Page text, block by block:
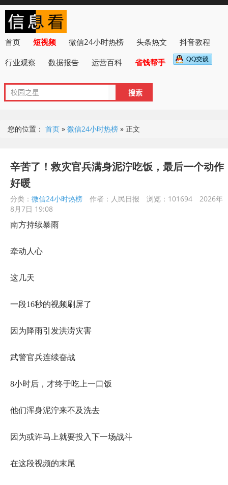
首页 短视频 微信24小时热榜 头条热文
抖音教程
行业观察
数据报告 运营百科 省钱帮手
您的位置： 首页 » 微信24小时热榜 » 正文
辛苦了！救灾官兵满身泥泞吃饭，最后一个动作
好暖
分类： 微信24小时热榜 作者：人民日报 浏览：101694
2026年
8月7日 19:08
南方持续暴雨
牵动人心
这几天
一段16秒的视频刷屏了
因为降雨引发洪涝灾害
武警官兵连续奋战
8小时后，才终于吃上一口饭
他们浑身泥泞来不及洗去
因为或许马上就要投入下一场战斗
在这段视频的末尾